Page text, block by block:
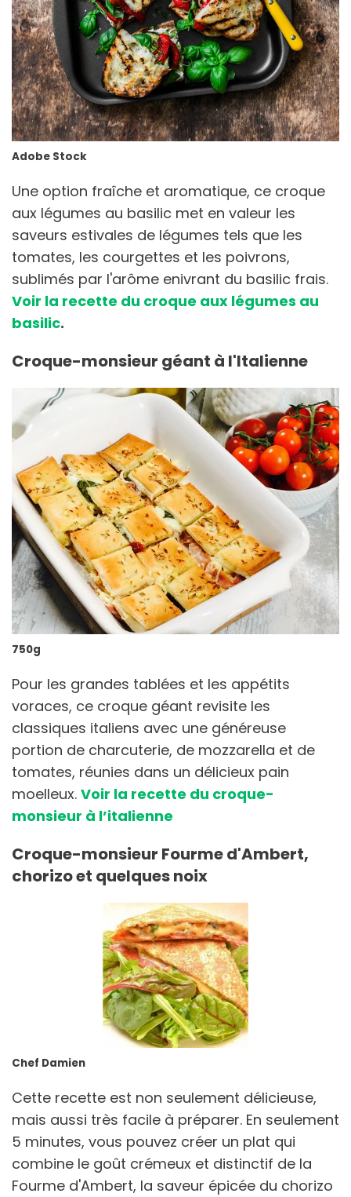
Adobe Stock
Une option fraîche et aromatique, ce croque
aux légumes au basilic met en valeur les
saveurs estivales de légumes tels que les
tomates, les courgettes et les poivrons,
sublimés par l'arôme enivrant du basilic frais.
Voir la recette du croque aux légumes au
basilic.
Croque-monsieur géant à l'Italienne
750g
Pour les grandes tablées et les appétits
voraces, ce croque géant revisite les
classiques italiens avec une généreuse
portion de charcuterie, de mozzarella et de
tomates, réunies dans un délicieux pain
moelleux. Voir la recette du croque-
monsieur à l’italienne
Croque-monsieur Fourme d'Ambert,
chorizo et quelques noix
Chef Damien
Cette recette est non seulement délicieuse,
mais aussi très facile à préparer. En seulement
5 minutes, vous pouvez créer un plat qui
combine le goût crémeux et distinctif de la
Fourme d'Ambert, la saveur épicée du chorizo